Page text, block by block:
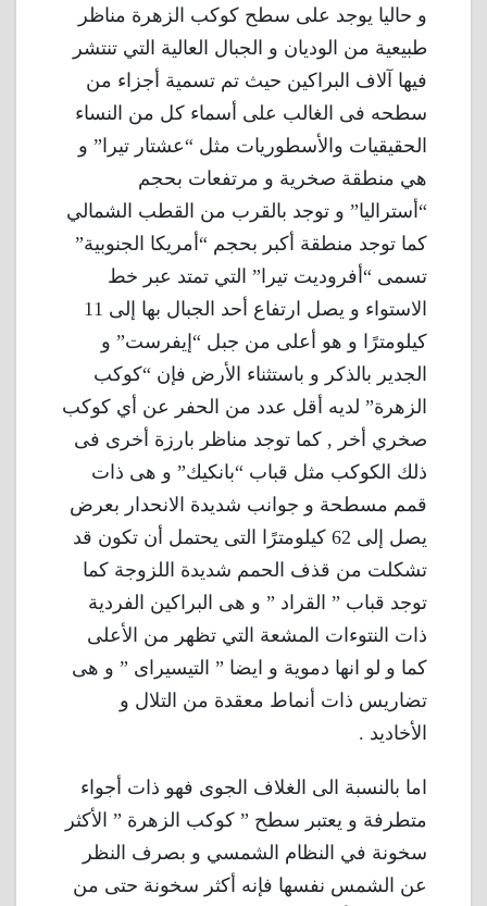
و حاليا يوجد على سطح كوكب الزهرة مناظر
طبيعية من الوديان و الجبال العالية التي تنتشر
فيها آلاف البراكين حيث تم تسمية أجزاء من
سطحه فى الغالب على أسماء كل من النساء
الحقيقيات والأسطوريات مثل “عشتار تيرا” و
هي منطقة صخرية و مرتفعات بحجم
“أستراليا” و توجد بالقرب من القطب الشمالي
كما توجد منطقة أكبر بحجم “أمريكا الجنوبية”
تسمى “أفروديت تيرا” التي تمتد عبر خط
الاستواء و يصل ارتفاع أحد الجبال بها إلى 11
كيلومترًا و هو أعلى من جبل “إيفرست” و
الجدير بالذكر و باستثناء الأرض فإن “كوكب
الزهرة” لديه أقل عدد من الحفر عن أي كوكب
صخري أخر , كما توجد مناظر بارزة أخرى فى
ذلك الكوكب مثل قباب “بانكيك” و هى ذات
قمم مسطحة و جوانب شديدة الانحدار بعرض
يصل إلى 62 كيلومترًا التى يحتمل أن تكون قد
تشكلت من قذف الحمم شديدة اللزوجة كما
توجد قباب ” القراد ” و هى البراكين الفردية
ذات النتوءات المشعة التي تظهر من الأعلى
كما و لو انها دموية و ايضا ” التيسيراى ” و هى
تضاريس ذات أنماط معقدة من التلال و
الأخاديد .
اما بالنسبة الى الغلاف الجوى فهو ذات أجواء
متطرفة و يعتبر سطح ” كوكب الزهرة ” الأكثر
سخونة في النظام الشمسي و بصرف النظر
عن الشمس نفسها فإنه أكثر سخونة حتى من